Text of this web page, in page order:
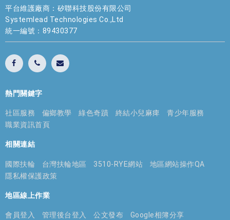
平台維護廠商：矽聯科技股份有限公司
Systemlead Technologies Co.,Ltd
統一編號：89430377
熱門關鍵字
社區服務 偏鄉教學 綠色奇蹟 終結小兒麻痺
青少年服務
職業資訊首頁
相關連結
國際扶輪 台灣扶輪地區 3510-RYE網站
地區網站操作QA
隱私權保護政策
地區線上作業
會員登入 管理後台登入 公文發布 Google相簿分享